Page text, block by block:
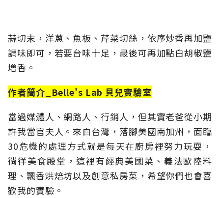
蒜切末，洋蔥、魚板、芹菜切絲，依序炒香再加鹽
調味即可，若要台味十足，最後可再加點白胡椒鹽
增香。
作者簡介_Belle's Lab 貝兒實驗室
​當過媒體人、網路人、行銷人，但其實老爸從小期
許我當官夫人。來自台灣，落腳美國南加州，面臨
30危機的處理方式就是每天在廚房裡努力玩耍，
徜徉美食殿堂，這裡有經典美國菜、義法歐陸料
理、飄香烘焙坊以及創意私房菜，希望你們也會喜
歡我的實驗。